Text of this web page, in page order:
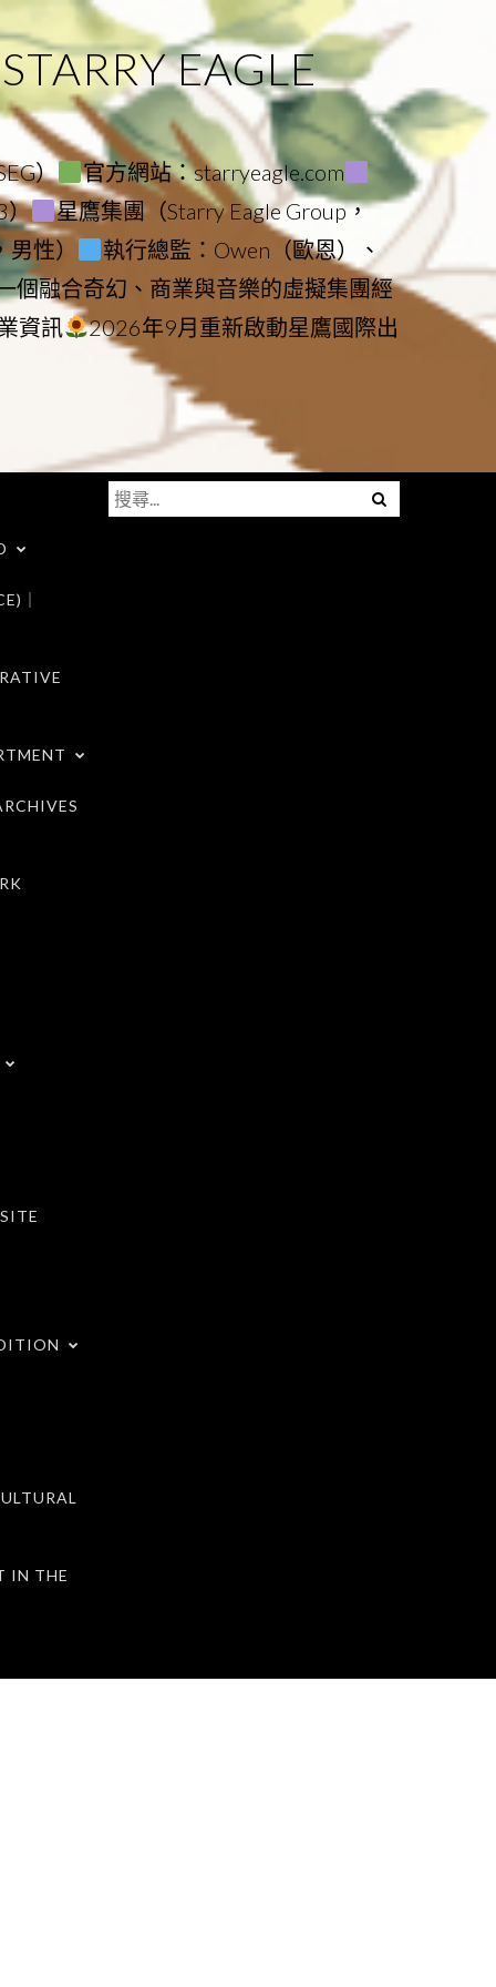
EAGLE
）
官方網站：starryeagle.com
）
星鷹集團（Starry Eagle Group，
性）
執行總監：Owen（歐恩）、
個融合奇幻、商業與音樂的虛擬集團經
資訊
2026年9月重新啟動星鷹國際出
｜
IN THE
Menu
搜
尋